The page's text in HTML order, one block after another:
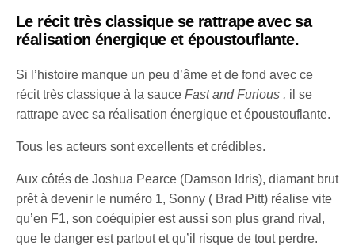
Le récit très classique se rattrape avec sa
réalisation énergique et époustouflante.
Si l’histoire manque un peu d’âme et de fond avec ce
récit très classique à la sauceFast and Furious , il se
rattrape avec sa réalisation énergique et époustouflante.
Tous les acteurs sont excellents et crédibles.
Aux côtés de Joshua Pearce (Damson Idris), diamant brut
prêt à devenir le numéro 1, Sonny ( Brad Pitt) réalise vite
qu’en F1, son coéquipier est aussi son plus grand rival,
que le danger est partout et qu’il risque de tout perdre.